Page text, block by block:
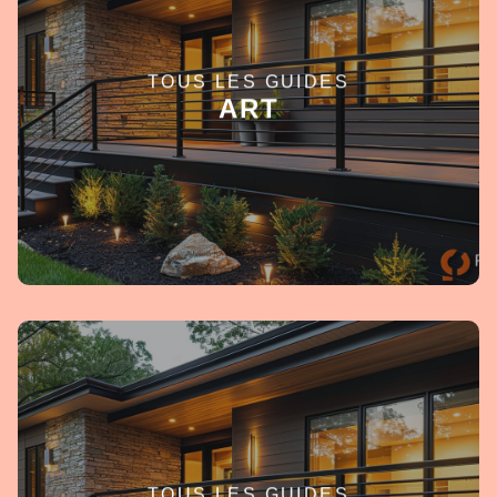
TOUS LES GUIDES
ART
EN SAVOIR +